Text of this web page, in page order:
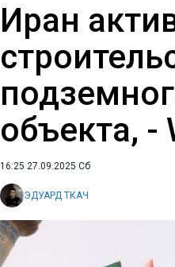
Иран
объекта, -
16:25 27.09.2025 Сб
ЭДУАРД ТКАЧ